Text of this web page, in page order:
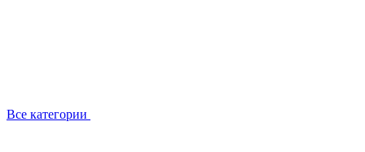
Все категории